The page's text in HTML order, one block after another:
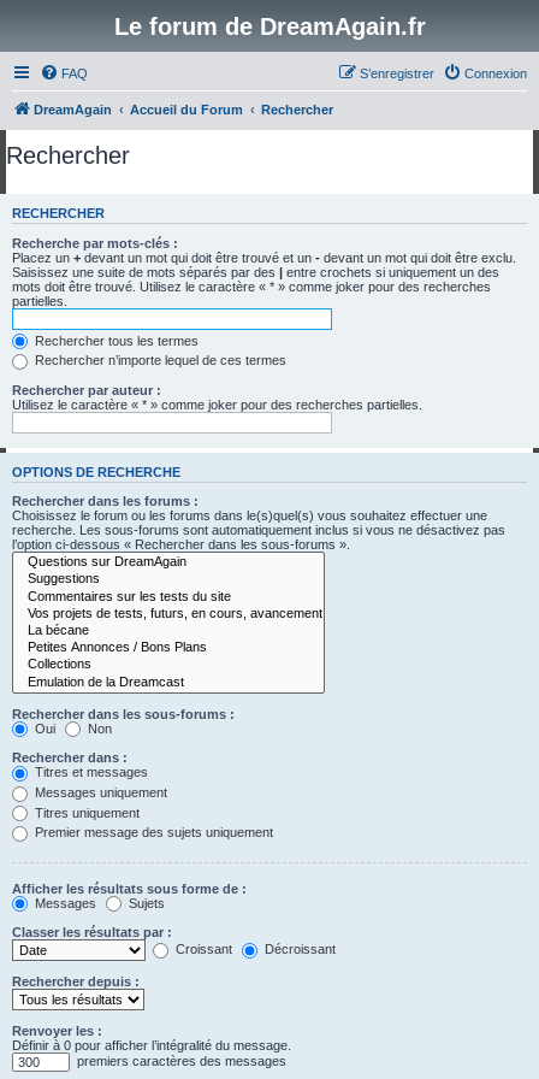
Le forum de DreamAgain.fr
FAQ Connexion
S’enregistrer
DreamAgain Accueil du Forum Rechercher
Rechercher
RECHERCHER
Recherche par mots-clés :
Placez un + devant un mot qui doit être trouvé et un - devant un mot qui doit être exclu.
Saisissez une suite de mots séparés par des | entre crochets si uniquement un des
mots doit être trouvé. Utilisez le caractère « * » comme joker pour des recherches
partielles.
Rechercher tous les termes
Rechercher n’importe lequel de ces termes
Rechercher par auteur :
Utilisez le caractère « * » comme joker pour des recherches partielles.
OPTIONS DE RECHERCHE
Rechercher dans les forums :
Choisissez le forum ou les forums dans le(s)quel(s) vous souhaitez effectuer une
recherche. Les sous-forums sont automatiquement inclus si vous ne désactivez pas
l’option ci-dessous « Rechercher dans les sous-forums ».
Rechercher dans les sous-forums :
Oui
Non
Rechercher dans :
Titres et messages
Messages uniquement
Titres uniquement
Premier message des sujets uniquement
Afficher les résultats sous forme de :
Messages
Sujets
Classer les résultats par :
Croissant
Décroissant
Rechercher depuis :
Renvoyer les :
Définir à 0 pour afficher l’intégralité du message.
premiers caractères des messages